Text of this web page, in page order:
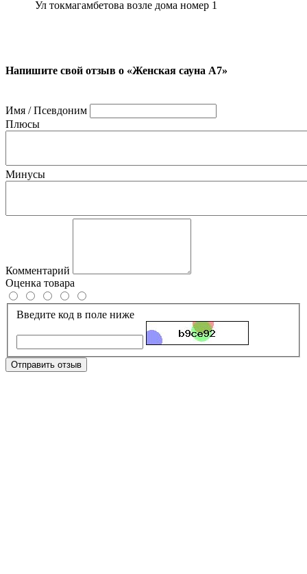
Ул токмагамбетова возле дома номер 1
Напишите свой отзыв о «Женская сауна А7»
Имя / Псевдоним
Плюсы
Минусы
Комментарий
Оценка товара
Введите код в поле ниже
Отправить отзыв